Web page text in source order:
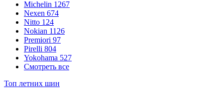
Michelin 1267
Nexen 674
Nitto 124
Nokian 1126
Premiori 97
Pirelli 804
Yokohama 527
Смотреть все
Топ летних шин